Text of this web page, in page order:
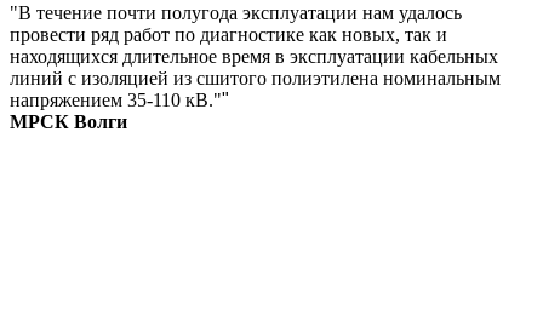
"В течение почти полугода эксплуатации нам удалось
провести ряд работ по диагностике как новых, так и
находящихся длительное время в эксплуатации кабельных
линий с изоляцией из сшитого полиэтилена номинальным
напряжением 35-110 кВ.""
МРСК Волги